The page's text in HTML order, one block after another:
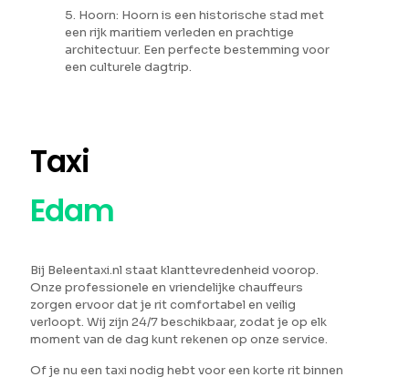
5. Hoorn: Hoorn is een historische stad met
een rijk maritiem verleden en prachtige
architectuur. Een perfecte bestemming voor
een culturele dagtrip.
Taxi
Edam
Bij Beleentaxi.nl staat klanttevredenheid voorop.
Onze professionele en vriendelijke chauffeurs
zorgen ervoor dat je rit comfortabel en veilig
verloopt. Wij zijn 24/7 beschikbaar, zodat je op elk
moment van de dag kunt rekenen op onze service.
Of je nu een taxi nodig hebt voor een korte rit binnen